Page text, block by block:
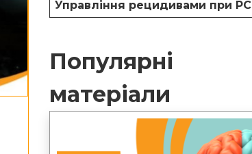
Управління рецидивами при РС
Популярні
матеріали